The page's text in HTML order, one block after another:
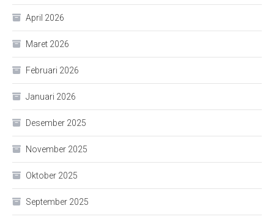
April 2026
Maret 2026
Februari 2026
Januari 2026
Desember 2025
November 2025
Oktober 2025
September 2025